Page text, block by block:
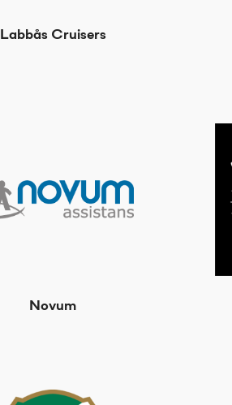
Labbås Cruisers
Novum